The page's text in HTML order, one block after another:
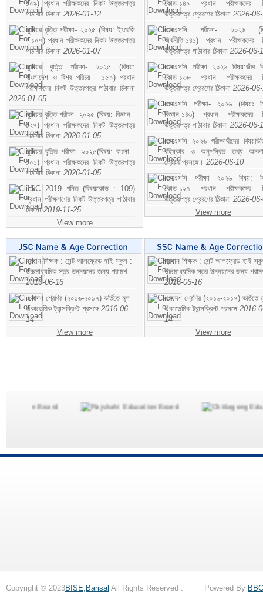
১০৯) প্রধান পরীক্ষকদের নিকট উত্তরপত্র
পাঠাবার ঠিকানা 2026-01-12
জুনিয়র বৃত্তি পরীক্ষা- ২০২৫ (বিষয়: ইংরেজি
- ১০৭) প্রধান পরীক্ষকদের নিকট উত্তরপত্র
পাঠাবার ঠিকানা 2026-01-07
জুনিয়র বৃত্তি পরীক্ষা- ২০২৫ (বিষয়:
বাংলাদেশ ও বিশ্ব পরিচয় - ১৫০) প্রধান
পরীক্ষকদের নিকট উত্তরপত্র পাঠাবার ঠিকানা
2026-01-05
জুনিয়র বৃত্তি পরীক্ষা- ২০২৫ (বিষয়: বিজ্ঞান -
১২৭) প্রধান পরীক্ষকদের নিকট উত্তরপত্র
পাঠাবার ঠিকানা 2026-01-05
জুনিয়র বৃত্তি পরীক্ষা- ২০২৫(বিষয়: বাংলা -
১০১) প্রধান পরীক্ষকদের নিকট উত্তরপত্র
পাঠাবার ঠিকানা 2026-01-05
JSC 2019 গনিত (বিষয়কোড : 109)
প্রধান পরীক্ষগণের নিকট উত্তরপত্র পাঠাবার
ঠিকানা2019-11-25
View more
কোড-১৪০ প্রধান পরীক্ষকদের
উত্তরপত্র প্রেরণের ঠিকানা 2026-
এসএসসি পরীক্ষা- ২০২৬
অর্থনীতি-১৪১) প্রধান পরীক্ষকদের
উত্তরপত্র পাঠাবার ঠিকানা 2026-06-
এসএসসি পরীক্ষা ২০২৬ বিষয়:জীব
কোড-১৩৮ প্রধান পরীক্ষকদের
উত্তরপত্র প্রেরণের ঠিকানা 2026-
এসএসসি পরীক্ষা- ২০২৬ (বিষয়ঃ
বিজ্ঞান-১৪৬) প্রধান পরীক্ষকদের
উত্তরপত্র পাঠাবার ঠিকানা 2026-06-
এসএসসি ২০২৬ পরীক্ষার্থীদের
বহিষ্কার ও অনুপস্থিত তথ্য
প্রেরণ প্রসঙ্গে। 2026-06-10
এসএসসি পরীক্ষা ২০২৬ বিষয়:
কোড-১২৭ প্রধান পরীক্ষকদের
উত্তরপত্র প্রেরণের ঠিকানা 2026-
View more
প্রধান শিক্ষক : সেন্ট আলফ্রেড হাই স্কুল :
উচ্চমাধ্যমিক স্তর উন্নয়নের জন্য পরামর্শ
2016-06-16
একাদশ শ্রেণির (২০১৬-২০১৭) ভর্তিতে মূল
একাডেমিক ট্রান্সক্রিপ্ট প্রসঙ্গে 2016-06-
14
View more
প্রধান শিক্ষক : সেন্ট আলফ্রেড হাই
উচ্চমাধ্যমিক স্তর উন্নয়নের জন্য
2016-06-16
একাদশ শ্রেণির (২০১৬-২০১৭) ভর্তিতে
একাডেমিক ট্রান্সক্রিপ্ট প্রসঙ্গে 2016-
14
View more
Copyright © 2023BISE,Barisal All Rights Reserved . Powered By